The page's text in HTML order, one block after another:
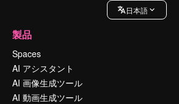
日本語
製品
Spaces
AI アシスタント
AI 画像生成ツール
AI 動画生成ツール